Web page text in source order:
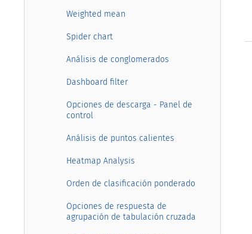
Weighted mean
Spider chart
Análisis de conglomerados
Dashboard filter
Opciones de descarga - Panel de
control
Análisis de puntos calientes
Heatmap Analysis
Orden de clasificación ponderado
Opciones de respuesta de
agrupación de tabulación cruzada